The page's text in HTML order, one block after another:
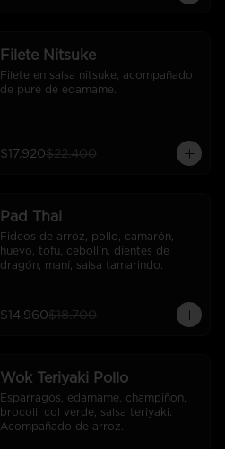
Filete Nitsuke
Filete en salsa nitsuke, acompañado
de puré de edamame.
$17.920$22.400
Pad Thai
Fideos de arroz, pollo, camarón,
huevo, tofu, cebollín, dientes de
dragón, maní, salsa tamarindo.
$14.960$18.700
Wok Teriyaki Pollo
Esparragos, edamame, champiñon,
brocoli, col verde, salsa teriyaki.
Acompañado de arroz.